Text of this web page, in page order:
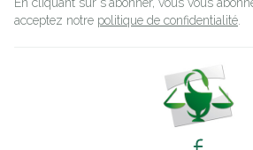
acceptez notre politique de confidentialité